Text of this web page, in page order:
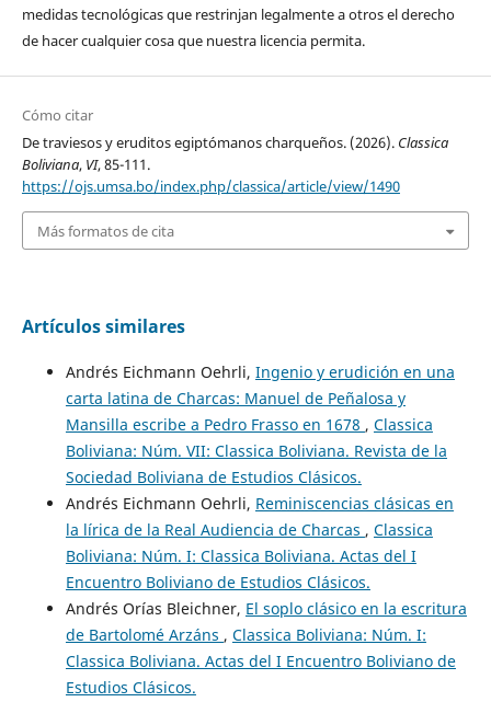
medidas tecnológicas que restrinjan legalmente a otros el derecho
de hacer cualquier cosa que nuestra licencia permita.
Cómo citar
De traviesos y eruditos egiptómanos charqueños. (2026). Classica
Boliviana, VI, 85-111.
https://ojs.umsa.bo/index.php/classica/article/view/1490
Más formatos de cita
Artículos similares
Andrés Eichmann Oehrli, Ingenio y erudición en una
carta latina de Charcas: Manuel de Peñalosa y
Mansilla escribe a Pedro Frasso en 1678 , Classica
Boliviana: Núm. VII: Classica Boliviana. Revista de la
Sociedad Boliviana de Estudios Clásicos.
Andrés Eichmann Oehrli, Reminiscencias clásicas en
la lírica de la Real Audiencia de Charcas , Classica
Boliviana: Núm. I: Classica Boliviana. Actas del I
Encuentro Boliviano de Estudios Clásicos.
Andrés Orías Bleichner, El soplo clásico en la escritura
de Bartolomé Arzáns , Classica Boliviana: Núm. I:
Classica Boliviana. Actas del I Encuentro Boliviano de
Estudios Clásicos.